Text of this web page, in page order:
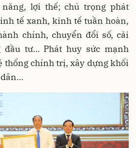
lợi thế; chú trọng phát
tế xanh, kinh tế tuần hoàn,
chính, chuyển đổi số, cải
tư… Phát huy sức mạnh
thống chính trị, xây dựng khối